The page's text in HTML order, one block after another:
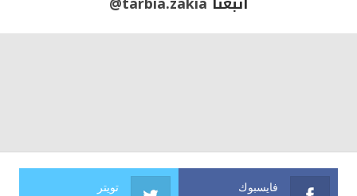
فايسبوك تويتر